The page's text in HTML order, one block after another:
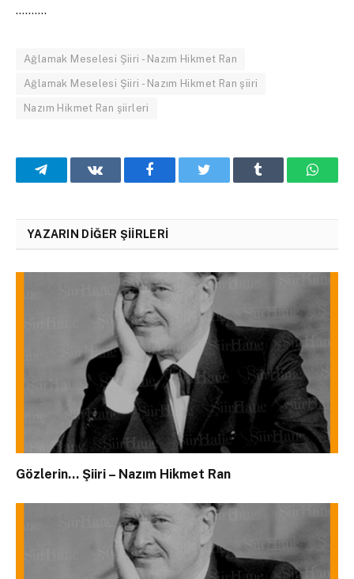
……….
Ağlamak Meselesi Şiiri - Nazım Hikmet Ran
Ağlamak Meselesi Şiiri - Nazım Hikmet Ran şiiri
Nazım Hikmet Ran şiirleri
TelegramVKontakteFacebookTwitter
YAZARIN DIĞER ŞIIRLERI
Gözlerin… Şiiri – Nazım Hikmet Ran